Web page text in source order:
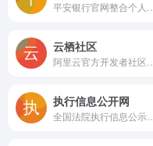
云栖社区
执行信息公开网